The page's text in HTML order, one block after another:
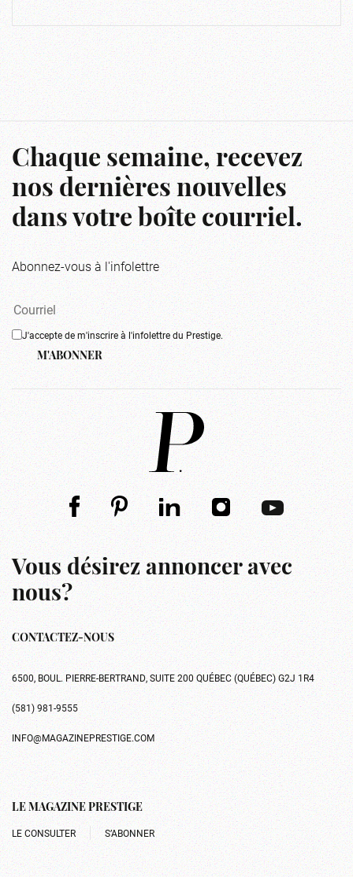
Chaque semaine, recevez
nos dernières nouvelles
dans votre boîte courriel.
Abonnez-vous à l'infolettre
J'accepte de m'inscrire à l'infolettre du Prestige.
M'ABONNER
Vous désirez annoncer avec
nous?
CONTACTEZ-NOUS
6500, BOUL. PIERRE-BERTRAND, SUITE 200 QUÉBEC (QUÉBEC) G2J 1R4
(581) 981-9555
INFO@MAGAZINEPRESTIGE.COM
LE MAGAZINE PRESTIGE
LE CONSULTER S’ABONNER